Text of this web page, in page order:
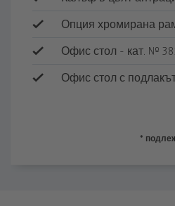
Опция хромирана
Офис стол - кат. №
Офис стол с
*